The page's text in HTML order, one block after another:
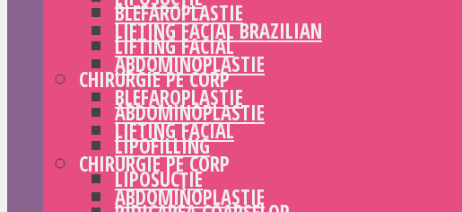
BLEFAROPLASTIE
LIFTING FACIAL
CHIRURGIE PE CORP
ABDOMINOPLASTIE
LIPOFILLING
LIPOSUCȚIE
LIFTING FACIAL BRAZILIAN
ABDOMINOPLASTIE
BLEFAROPLASTIE
LIFTING FACIAL
CHIRURGIE PE CORP
ABDOMINOPLASTIE